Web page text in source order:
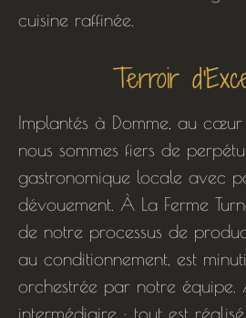
cuisine raffinée.
Terroir
Implantés à Domme, au
nous sommes fiers de
gastronomique locale avec
dévouement. À La Ferme
de notre processus de
au conditionnement, est
orchestrée par notre équipe.
intermédiaire : tout est